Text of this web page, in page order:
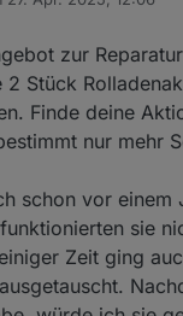
von
zur
Stück
Finde deine
nur mehr
schon vor einem
sie
Zeit ging